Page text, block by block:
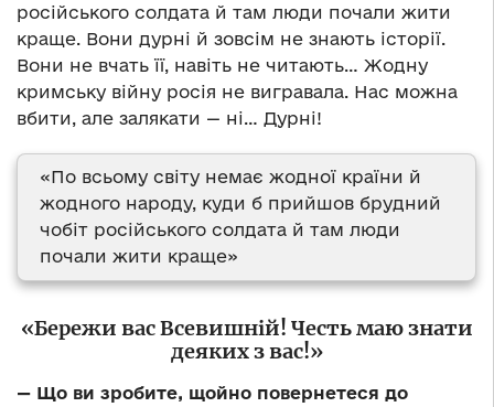
російського солдата й там люди почали жити
краще. Вони дурні й зовсім не знають історії.
Вони не вчать її, навіть не читають… Жодну
кримську війну росія не вигравала. Нас можна
вбити, але залякати — ні… Дурні!
«По всьому світу немає жодної країни й
жодного народу, куди б прийшов брудний
чобіт російського солдата й там люди
почали жити краще»
«Бережи вас Всевишній! Честь маю знати
деяких з вас!»
— Що ви зробите, щойно повернетеся до